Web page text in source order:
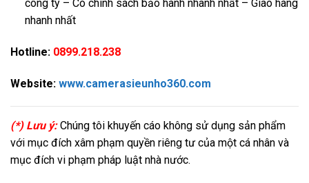
công ty – Có chính sách bảo hành nhanh nhất – Giao hàng
nhanh nhất
Hotline: 0899.218.238
Website: www.camerasieunho360.com
(*) Lưu ý:Chúng tôi khuyến cáo không sử dụng sản phẩm
với mục đích xâm phạm quyền riêng tư của một cá nhân và
mục đích vi phạm pháp luật nhà nước.